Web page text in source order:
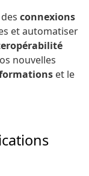
connexions
et automatiser
nouvelles
et le